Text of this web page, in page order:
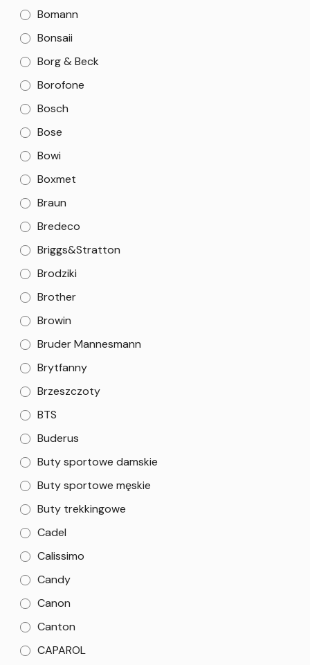
Bomann
Bonsaii
Borg & Beck
Borofone
Bosch
Bose
Bowi
Boxmet
Braun
Bredeco
Briggs&Stratton
Brodziki
Brother
Browin
Bruder Mannesmann
Brytfanny
Brzeszczoty
BTS
Buderus
Buty sportowe damskie
Buty sportowe męskie
Buty trekkingowe
Cadel
Calissimo
Candy
Canon
Canton
CAPAROL